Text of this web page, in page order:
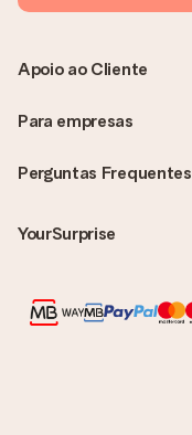
Perguntas Frequentes
YourSurprise
Apoio ao Cliente
Para empresas